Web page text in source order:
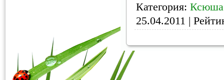
Категория: Ксюша
25.04.2011 |